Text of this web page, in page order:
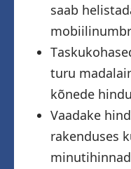
saab
turu
kõnede
Vaadake
rakenduses